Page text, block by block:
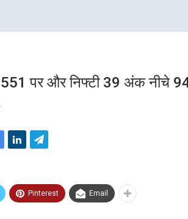
पर और निफ्टी 39 अंक नीचे
Pinterest Email